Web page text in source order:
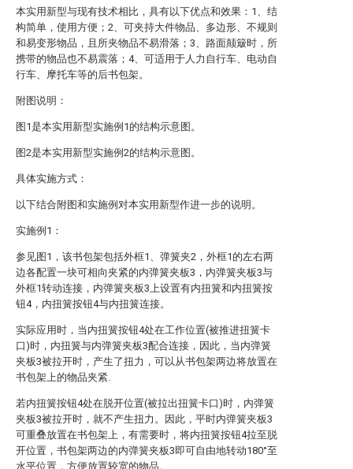
本实用新型与现有技术相比，具有以下优点和效果：1、结
构简单，使用方便；2、可夹持大件物品、多边形、不规则
和易变形物品，且所夹物品不易滑落；3、路面颠簸时，所
携带的物品也不易震落；4、可适用于人力自行车、电动自
行车、摩托车等的后书包架。
附图说明：
图1是本实用新型实施例1的结构示意图。
图2是本实用新型实施例2的结构示意图。
具体实施方式：
以下结合附图和实施例对本实用新型作进一步的说明。
实施例1：
参见图1，该书包架包括外框1、弹簧夹2，外框1的左右两
边各配置一块可相向夹紧的内弹簧夹板3，内弹簧夹板3与
外框1转动连接，内弹簧夹板3上设置有内扭簧和内扭簧按
钮4，内扭簧按钮4与内扭簧连接。
实际应用时，当内扭簧按钮4处在工作位置(被推进扭簧卡
口)时，内扭簧与内弹簧夹板3配合连接，因此，当内弹簧
夹板3被拉开时，产生了扭力，可以从书包架两边将放置在
书包架上的物品夹紧.
若内扭簧按钮4处在脱开位置(被拉出扭簧卡口)时，内弹簧
夹板3被拉开时，就不产生扭力。因此，平时内弹簧夹板3
可重叠放置在书包架上，有需要时，将内扭簧按钮4拉至脱
开位置，书包架两边的内弹簧夹板3即可自由地转动180°至
水平位置，方便放置较宽的物品。